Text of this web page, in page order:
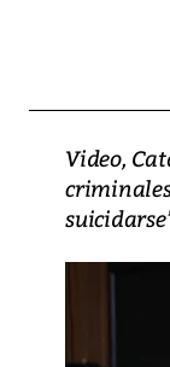
Video,